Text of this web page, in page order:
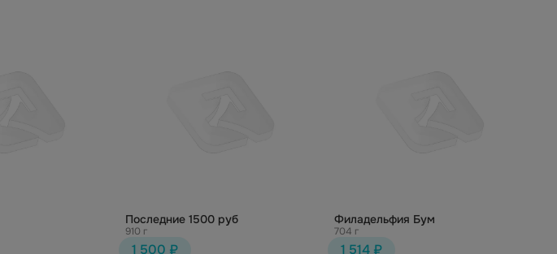
Последние 1500 руб
910 г
1 500 ₽
Филадельфия Бум
704 г
1 514 ₽